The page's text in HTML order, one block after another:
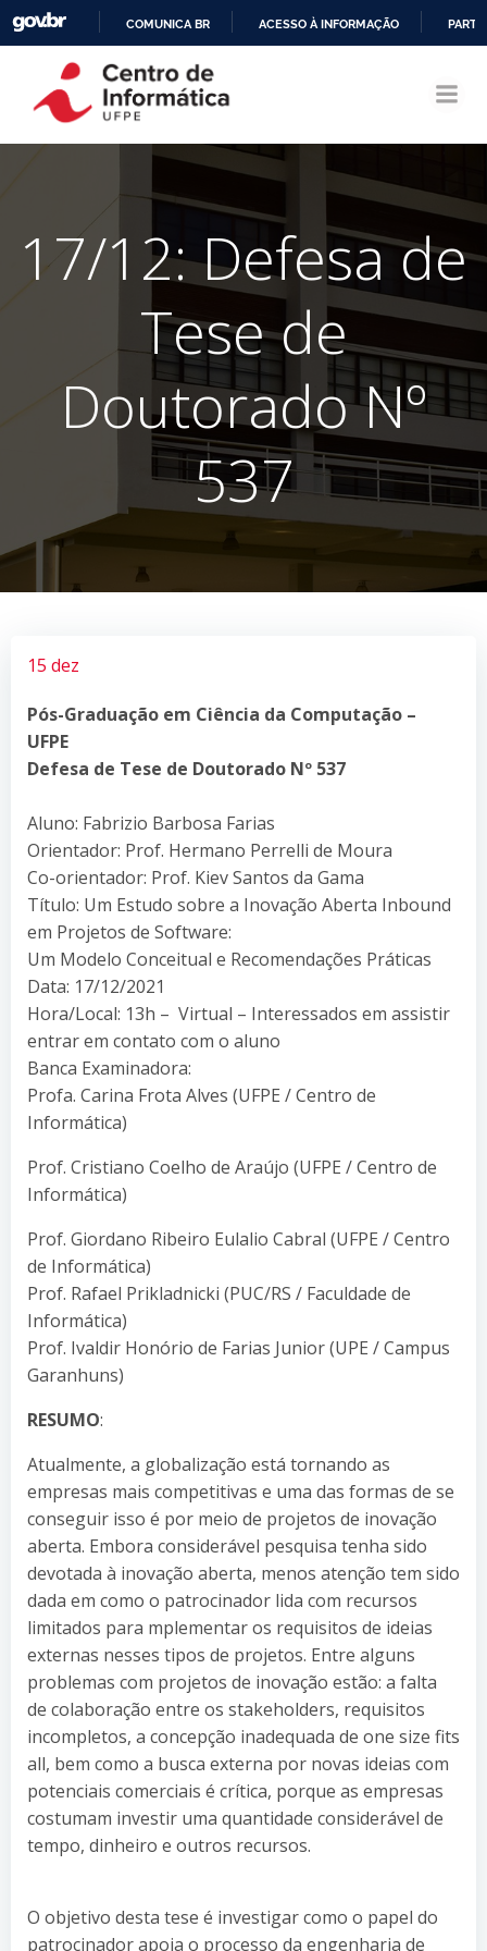
CONTEÚDO
COMUNICA BR ACESSO À INFORMAÇÃO
17/12: Defesa de
Tese de
Doutorado Nº
537
15 dez
Pós-Graduação em Ciência da Computação –
UFPE
Defesa de Tese de Doutorado Nº 537
Aluno: Fabrizio Barbosa Farias
Orientador: Prof. Hermano Perrelli de Moura
Co-orientador: Prof. Kiev Santos da Gama
Título: Um Estudo sobre a Inovação Aberta Inbound
em Projetos de Software:
Um Modelo Conceitual e Recomendações Práticas
Data: 17/12/2021
Hora/Local: 13h – Virtual – Interessados em assistir
entrar em contato com o aluno
Banca Examinadora:
Profa. Carina Frota Alves (UFPE / Centro de
Informática)
Prof. Cristiano Coelho de Araújo (UFPE / Centro de
Informática)
Prof. Giordano Ribeiro Eulalio Cabral (UFPE / Centro
de Informática)
Prof. Rafael Prikladnicki (PUC/RS / Faculdade de
Informática)
Prof. Ivaldir Honório de Farias Junior (UPE / Campus
Garanhuns)
RESUMO:
Atualmente, a globalização está tornando as
empresas mais competitivas e uma das formas de se
conseguir isso é por meio de projetos de inovação
aberta. Embora considerável pesquisa tenha sido
devotada à inovação aberta, menos atenção tem sido
dada em como o patrocinador lida com recursos
limitados para mplementar os requisitos de ideias
externas nesses tipos de projetos. Entre alguns
problemas com projetos de inovação estão: a falta
de colaboração entre os stakeholders, requisitos
incompletos, a concepção inadequada de one size fits
all, bem como a busca externa por novas ideias com
potenciais comerciais é crítica, porque as empresas
costumam investir uma quantidade considerável de
tempo, dinheiro e outros recursos.
O objetivo desta tese é investigar como o papel do
patrocinador apoia o processo da engenharia de